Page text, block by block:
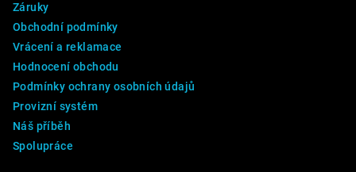
Záruky
Obchodní podmínky
Vrácení a reklamace
Hodnocení obchodu
Podmínky ochrany osobních údajů
Provizní systém
Náš příběh
Spolupráce